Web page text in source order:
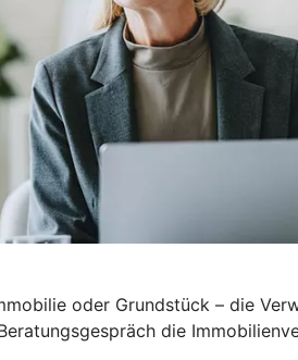
oder Grundstück – die
die